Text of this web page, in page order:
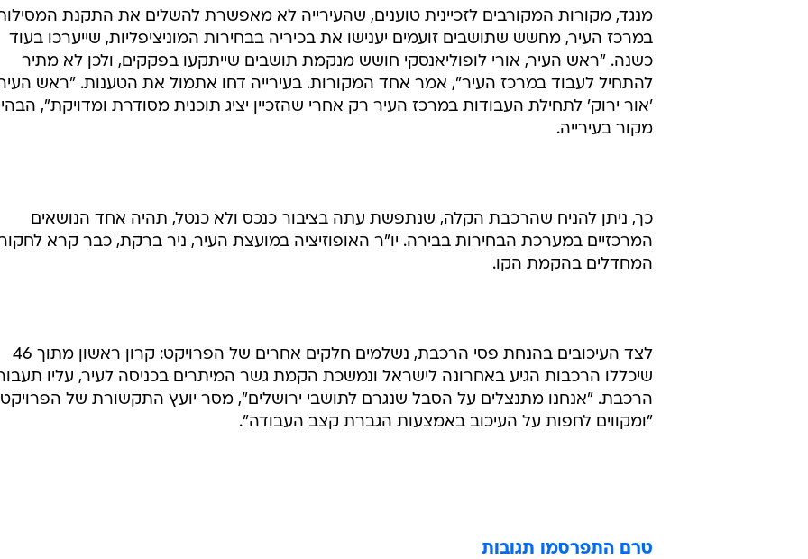
מנגד, מקורות המקורבים לזכיינית טוענים, שהעירייה לא מאפשרת להשלים את התקנת
במרכז העיר, מחשש שתושבים זועמים יענישו את בכיריה בבחירות המוניציפליות, שייערכו בעוד
כשנה. "ראש העיר, אורי לופוליאנסקי חושש מנקמת תושבים שייתקעו בפקקים, ולכן לא מתיר
להתחיל לעבוד במרכז העיר", אמר אחד המקורות. בעירייה דחו אתמול את הטענות. "ראש העיר
'אור ירוק' לתחילת העבודות במרכז העיר רק אחרי שהזכיין יציג תוכנית מסודרת ומדויקת",
מקור בעירייה.
כך, ניתן להניח שהרכבת הקלה, שנתפשת עתה בציבור כנכס ולא כנטל, תהיה אחד הנושאים
המרכזיים במערכת הבחירות בבירה. יו"ר האופוזיציה במועצת העיר, ניר ברקת, כבר קרא
המחדלים בהקמת הקו.
לצד העיכובים בהנחת פסי הרכבת, נשלמים חלקים אחרים של הפרויקט: קרון ראשון מתוך 46
שיכללו הרכבות הגיע באחרונה לישראל ונמשכת הקמת גשר המיתרים בכניסה לעיר, עליו
הרכבת. "אנחנו מתנצלים על הסבל שנגרם לתושבי ירושלים", מסר יועץ התקשורת של
"ומקווים לחפות על העיכוב באמצעות הגברת קצב העבודה".
טרם התפרסמו תגובות